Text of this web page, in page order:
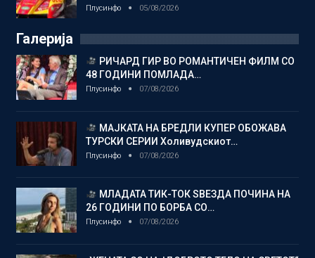
Плусинфо 05/08/2026
Галерија
РИЧАРД ГИР ВО РОМАНТИЧЕН ФИЛМ СО
48 ГОДИНИ ПОМЛАДА…
Плусинфо 07/08/2026
МАЈКАТА НА БРЕДЛИ КУПЕР ОБОЖАВА
ТУРСКИ СЕРИИ Холивудскиот…
Плусинфо 07/08/2026
МЛАДАТА ТИК-ТОК ЅВЕЗДА ПОЧИНА НА
26 ГОДИНИ ПО БОРБА СО…
Плусинфо 07/08/2026